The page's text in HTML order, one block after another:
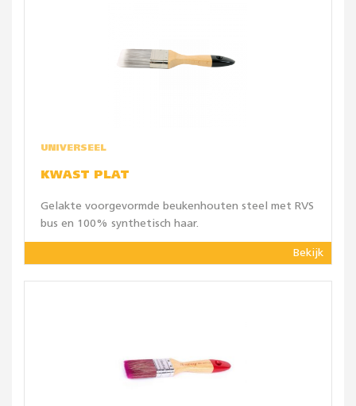
UNIVERSEEL
KWAST PLAT
Gelakte voorgevormde beukenhouten steel met RVS
bus en 100% synthetisch haar.
Bekijk